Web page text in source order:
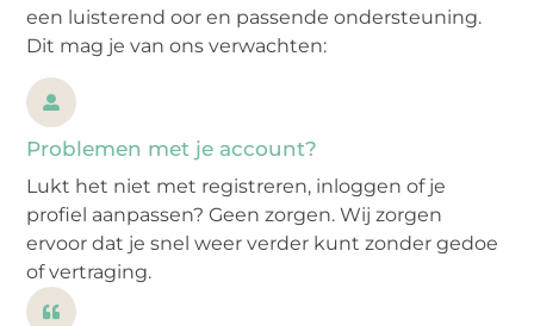
een luisterend oor en passende ondersteuning.
Dit mag je van ons verwachten:
Problemen met je account?
Lukt het niet met registreren, inloggen of je
profiel aanpassen? Geen zorgen. Wij zorgen
ervoor dat je snel weer verder kunt zonder gedoe
of vertraging.